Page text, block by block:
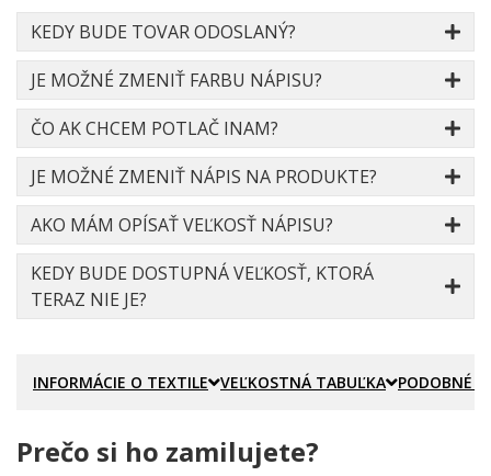
KEDY BUDE TOVAR ODOSLANÝ?
JE MOŽNÉ ZMENIŤ FARBU NÁPISU?
ČO AK CHCEM POTLAČ INAM?
JE MOŽNÉ ZMENIŤ NÁPIS NA PRODUKTE?
AKO MÁM OPÍSAŤ VEĽKOSŤ NÁPISU?
KEDY BUDE DOSTUPNÁ VEĽKOSŤ, KTORÁ
TERAZ NIE JE?
INFORMÁCIE O TEXTILE VEĽKOSTNÁ TABUĽKA PODOBNÉ
Prečo si ho zamilujete?